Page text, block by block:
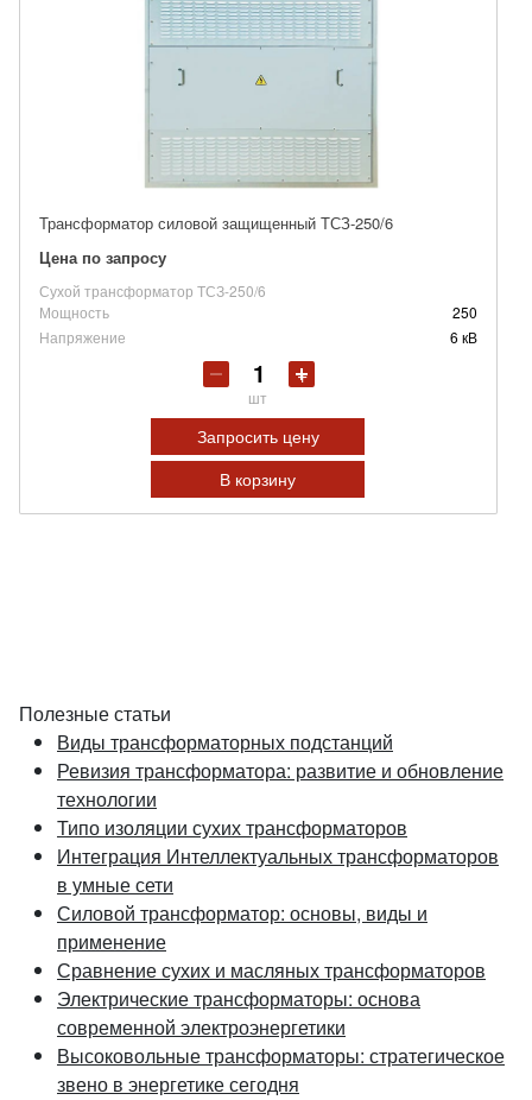
Трансформатор силовой защищенный ТСЗ-250/6
Цена по запросу
Сухой трансформатор ТСЗ-250/6
Мощность
250
Напряжение
6 кВ
шт
Запросить цену
В корзину
Полезные статьи
Виды трансформаторных подстанций
Ревизия трансформатора: развитие и обновление
технологии
Типо изоляции сухих трансформаторов
Интеграция Интеллектуальных трансформаторов
в умные сети
Силовой трансформатор: основы, виды и
применение
Сравнение сухих и масляных трансформаторов
Электрические трансформаторы: основа
современной электроэнергетики
Высоковольные трансформаторы: стратегическое
звено в энергетике сегодня